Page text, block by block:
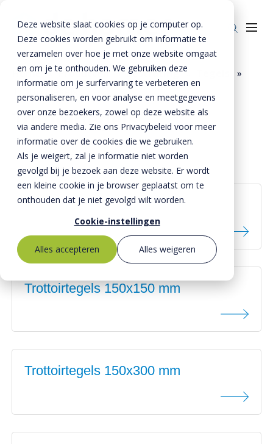
Deze website slaat cookies op je computer op.
Deze cookies worden gebruikt om informatie te
verzamelen over hoe je met onze website omgaat
en om je te onthouden. We gebruiken deze
informatie om je surfervaring te verbeteren en
personaliseren, en voor analyse en meetgegevens
over onze bezoekers, zowel op deze website als
via andere media. Zie ons Privacybeleid voor meer
informatie over de cookies die we gebruiken.
Als je weigert, zal je informatie niet worden
gevolgd bij je bezoek aan deze website. Er wordt
een kleine cookie in je browser geplaatst om te
onthouden dat je niet gevolgd wilt worden.
Cookie-instellingen
Alles accepteren
Alles weigeren
Bestekservice
Downloads
Producten
Riolering
Bestrating
Oplossingen
BTE Groep
Onze verhalen
Over ons
MVO
Kernwaarden
Mission statement
Dieseltoeslag
Home »Producten » Bestrating »
»
Trottoirtegels
Trottoirtegels
Trottoirtegels 100x200 mm
Trottoirtegels 150x150 mm
Trottoirtegels 150x300 mm